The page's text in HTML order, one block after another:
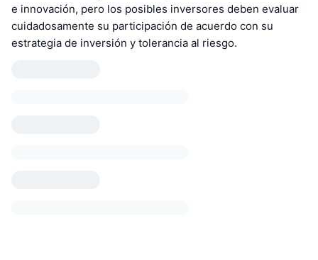
e innovación, pero los posibles inversores deben evaluar
cuidadosamente su participación de acuerdo con su
estrategia de inversión y tolerancia al riesgo.